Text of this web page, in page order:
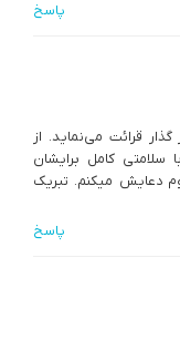
پاسخ
قرائت می‌نماید. از
کامل برایشان
دعایش میکنم. تبریک
پاسخ